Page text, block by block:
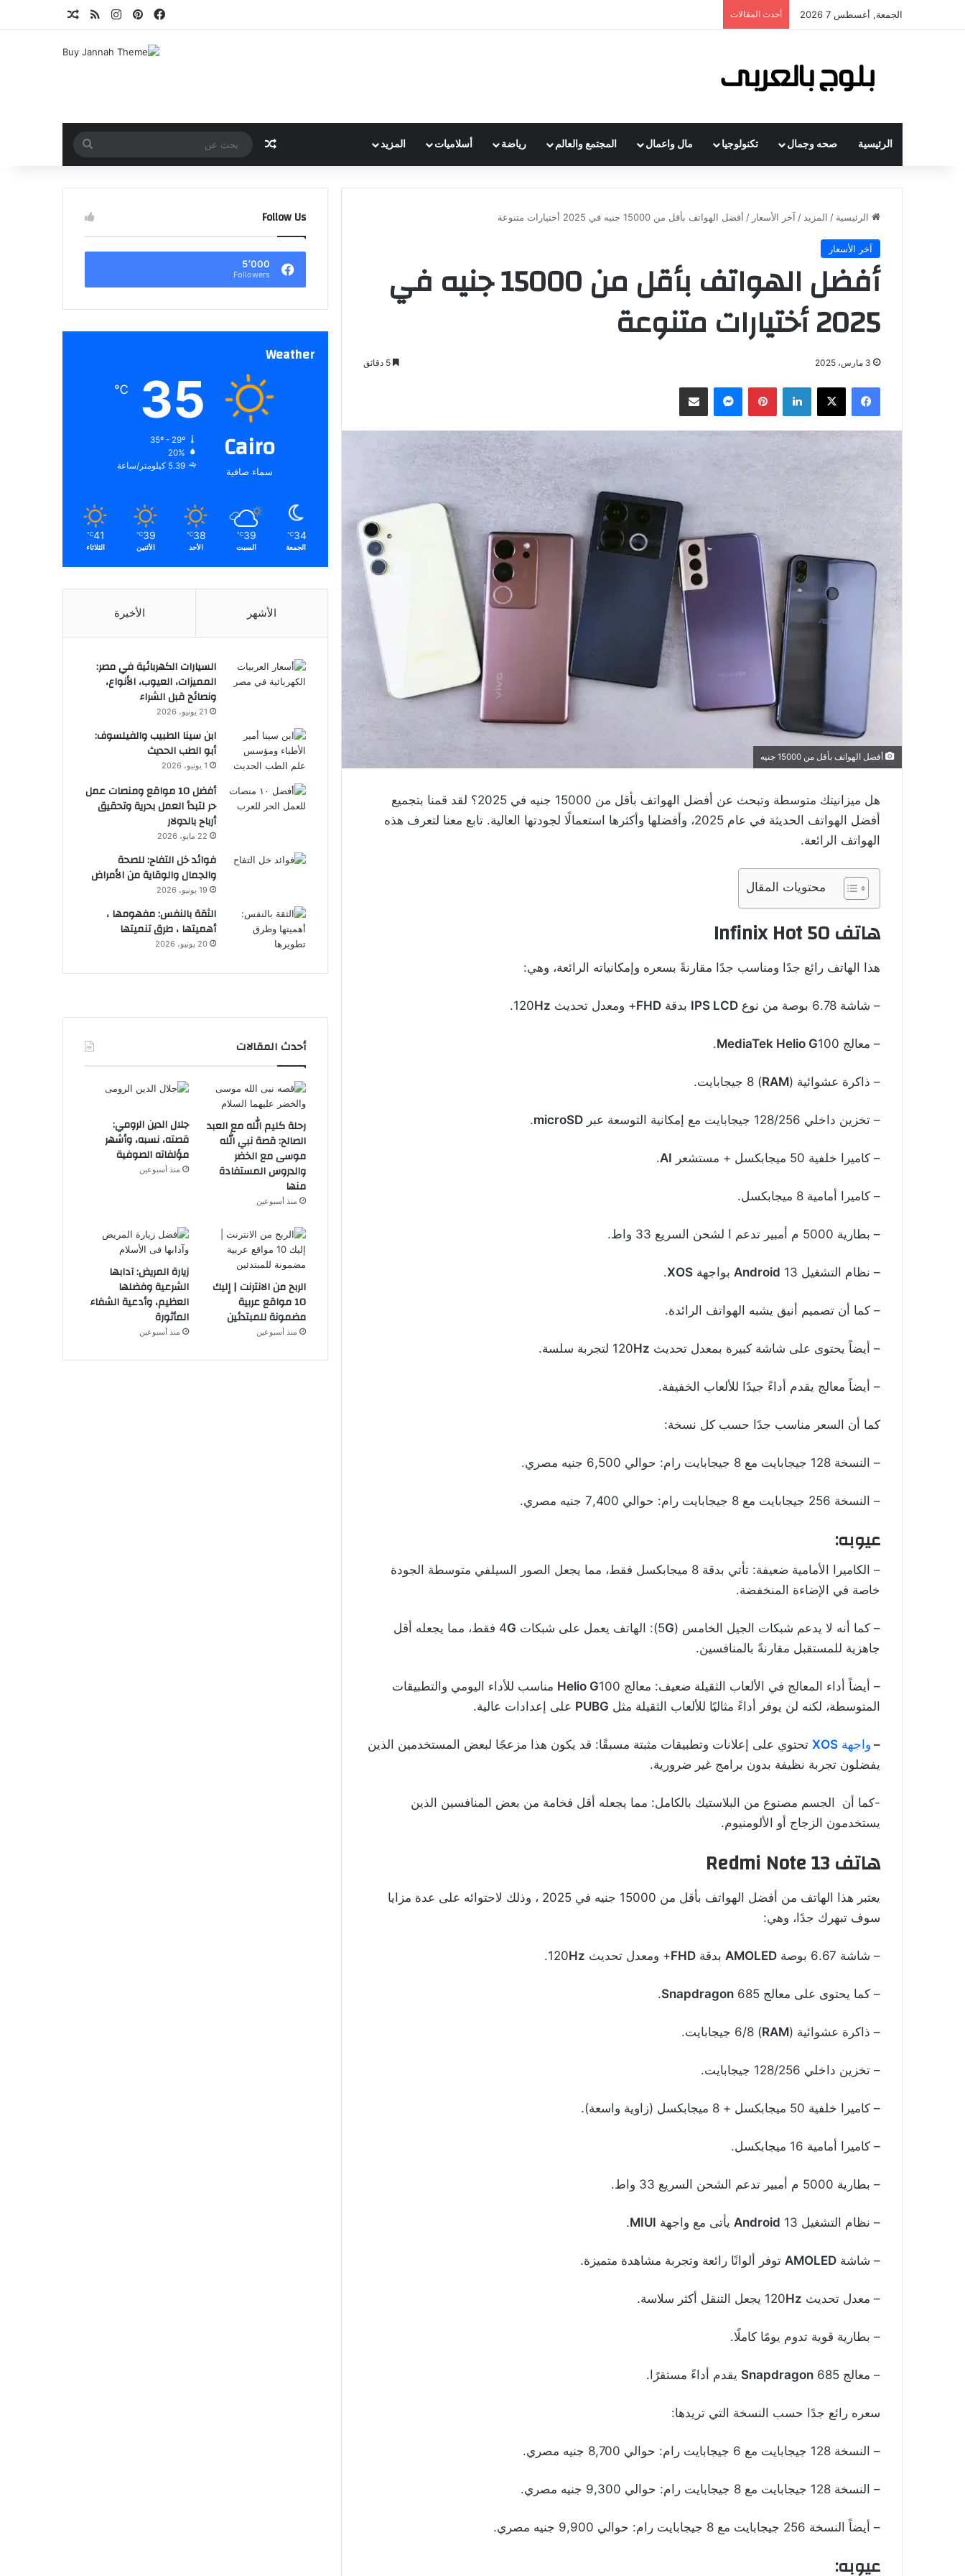
الجمعة, أغسطس 7 2026 أحدث المقالات فيسبوكبينتيريستانستقرامملخص الموقع RSS
مقال عشوائي
الرئيسية صحه وجمال تكنولوجيا مال واعمال المجتمع والعالم رياضة أسلاميات المزيد مقال عشوائي
بحث
عن
الرئيسية / المزيد / آخر الأسعار / أفضل الهواتف بأقل من 15000 جنيه في 2025 أختيارات متنوعة
آخر الأسعار
أفضل الهواتف بأقل من 15000 جنيه في
2025 أختيارات متنوعة
3 مارس، 2025
فيسبوك ‫X لينكدإن بينتيريستماسنجر مشاركة عبر البريد
أفضل الهواتف بأقل من 15000 جنيه
هل ميزانيتك متوسطة وتبحث عن أفضل الهواتف بأقل من 15000 جنيه في 2025؟ لقد قمنا بتجميع
أفضل الهواتف الحديثة في عام 2025، وأفضلها وأكثرها استعمالًا لجودتها العالية. تابع معنا لتعرف هذه
الهواتف الرائعة.
محتويات المقال
هاتف Infinix Hot 50
هذا الهاتف رائع جدًا ومناسب جدًا مقارنةً بسعره وإمكانياته الرائعة، وهي:
– شاشة 6.78 بوصة من نوع IPS LCD بدقة FHD+ ومعدل تحديث 120 Hz
.
– معالج MediaTek Helio G100.
– ذاكرة عشوائية (RAM) 8 جيجابايت.
– تخزين داخلي 128/256 جيجابايت مع إمكانية التوسعة عبر microSD
.
– كاميرا خلفية 50 ميجابكسل + مستشعر AI
.
– كاميرا أمامية 8 ميجابكسل.
– بطارية 5000 م أمبير تدعم ا لشحن السريع 33 واط.
– نظام التشغيل Android 13 بواجهة XOS
.
– كما أن تصميم أنيق يشبه الهواتف الرائدة.
– أيضاً يحتوى على شاشة كبيرة بمعدل تحديث 120 Hz لتجربة سلسة.
– أيضاً معالج يقدم أداءً جيدًا للألعاب الخفيفة.
كما أن السعر مناسب جدًا حسب كل نسخة:
– النسخة 128 جيجابايت مع 8 جيجابايت رام: حوالي 6,500 جنيه مصري.
– النسخة 256 جيجابايت مع 8 جيجابايت رام: حوالي 7,400 جنيه مصري.
عيوبه:
– الكاميرا الأمامية ضعيفة: تأتي بدقة 8 ميجابكسل فقط، مما يجعل الصور السيلفي متوسطة الجودة
خاصة في الإضاءة المنخفضة.
– كما أنه لا يدعم شبكات الجيل الخامس (5G ): الهاتف يعمل على شبكات 4 G
فقط، مما يجعله أقل
جاهزية للمستقبل مقارنةً بالمنافسين.
– أيضاً أداء المعالج في الألعاب الثقيلة ضعيف: معالج Helio G 100 مناسب للأداء اليومي والتطبيقات
المتوسطة، لكنه لن يوفر أداءً مثاليًا للألعاب الثقيلة مثل PUBG على إعدادات عالية.
– واجهة XOS تحتوي على إعلانات وتطبيقات مثبتة مسبقًا: قد يكون هذا مزعجًا لبعض المستخدمين الذين
يفضلون تجربة نظيفة بدون برامج غير ضرورية.
-كما أن الجسم مصنوع من البلاستيك بالكامل: مما يجعله أقل فخامة من بعض المنافسين الذين
يستخدمون الزجاج أو الألومنيوم.
هاتف Redmi Note 13
يعتبر هذا الهاتف من أفضل الهواتف بأقل من 15000 جنيه في 2025 ، وذلك لاحتوائه على عدة مزايا
سوف تبهرك جدًا، وهي:
– شاشة 6.67 بوصة AMOLED بدقة FHD+ ومعدل تحديث 120 Hz
.
– كما يحتوى على معالج Snapdragon 685.
– ذاكرة عشوائية (RAM) 6/8 جيجابايت.
– تخزين داخلي 128/256 جيجابايت.
– كاميرا خلفية 50 ميجابكسل + 8 ميجابكسل (زاوية واسعة).
– كاميرا أمامية 16 ميجابكسل.
– بطارية 5000 م أمبير تدعم الشحن السريع 33 واط.
– نظام التشغيل Android 13 يأتى مع واجهة MIUI
.
– شاشة AMOLED توفر ألوانًا رائعة وتجربة مشاهدة متميزة.
– معدل تحديث 120 Hz يجعل التنقل أكثر سلاسة.
– بطارية قوية تدوم يومًا كاملًا.
– معالج Snapdragon 685 يقدم أداءً مستقرًا.
سعره رائع جدًا حسب النسخة التي تريدها:
– النسخة 128 جيجابايت مع 6 جيجابايت رام: حوالي 8,700 جنيه مصري.
– النسخة 128 جيجابايت مع 8 جيجابايت رام: حوالي 9,300 جنيه مصري.
– أيضاً النسخة 256 جيجابايت مع 8 جيجابايت رام: حوالي 9,900 جنيه مصري.
عيوبه:
Follow Us
5٬000
Followers
Weather
Cairo
سماء صافية
35
℃
35º - 29º
20%
5.39 كيلومتر/ساعة
34
℃
الجمعة
39
℃
السبت
38
℃
الأحد
39
℃
الأثنين
41
℃
الثلاثاء
الأشهر الأخيرة
السيارات الكهربائية في مصر:
المميزات، العيوب، الأنواع،
ونصائح قبل الشراء
21 يونيو، 2026
ابن سينا الطبيب والفيلسوف:
أبو الطب الحديث
1 يونيو، 2026
أفضل 10 مواقع ومنصات عمل
حر لتبدأ العمل بحرية وتحقيق
أرباح بالدولار
22 مايو، 2026
فوائد خل التفاح: للصحة
والجمال والوقاية من الأمراض
19 يونيو، 2026
الثقة بالنفس: مفهومها ،
أهميتها ، طرق تنميتها
20 يونيو، 2026
أحدث المقالات
رحلة كليم الله مع العبد
الصالح: قصة نبي الله
موسى مع الخضر
والدروس المستفادة
منها
منذ أسبوعين
جلال الدين الرومي:
قصته، نسبه، وأشهر
مؤلفاته الصوفية
منذ أسبوعين
الربح من الانترنت | إليك
10 مواقع عربية
مضمونة للمبتدئين
منذ أسبوعين
زيارة المريض: آدابها
الشرعية وفضلها
العظيم، وأدعية الشفاء
المأثورة
منذ أسبوعين